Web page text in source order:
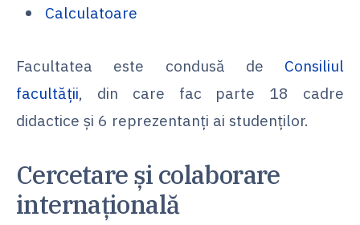
Calculatoare
Facultatea este condusă de Consiliul
facultății, din care fac parte 18 cadre
didactice și 6 reprezentanți ai studenților.
Cercetare și colaborare
internațională